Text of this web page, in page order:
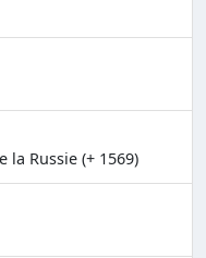
Russie (+ 1569)